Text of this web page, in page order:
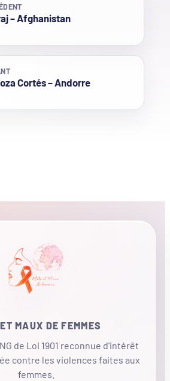
– Afghanistan
Cortés – Andorre
MAUX DE FEMMES
de Loi 1901 reconnue d'intérêt
contre les violences faites aux
femmes.